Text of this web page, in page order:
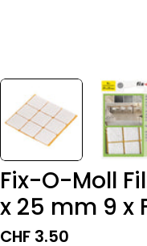
Fix-O-Moll
x 25 mm 9 x
Regulärer
CHF 3.50